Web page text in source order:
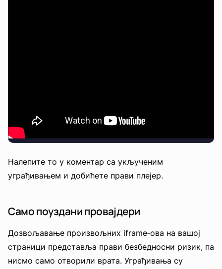
Налепите то у коментар са укљученим
уграђивањем и добићете прави плејер.
Само поуздани провајдери
Дозвољавање произвољних iframe‑ова на вашој
страници представља прави безбедносни ризик, па
нисмо само отворили врата. Уграђивања су